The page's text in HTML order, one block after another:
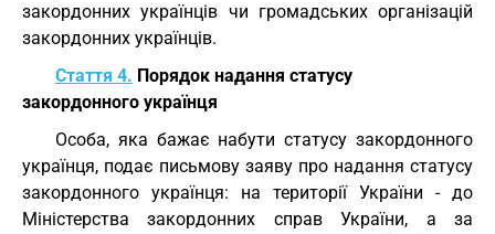
закордонних українців чи громадських організацій
закордонних українців.
Стаття 4. Порядок надання статусу
закордонного українця
Особа, яка бажає набути статусу закордонного
українця, подає письмову заяву про надання статусу
закордонного українця: на території України - до
Міністерства закордонних справ України, а за